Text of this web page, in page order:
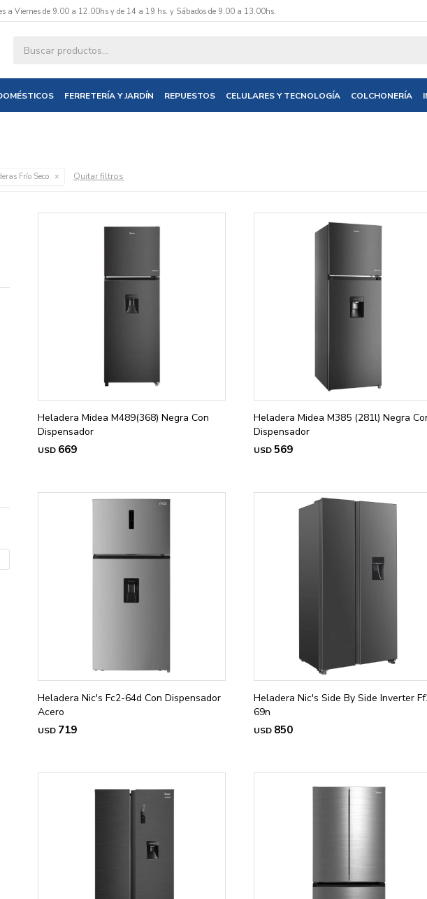
FERRETERÍA Y JARDÍN REPUESTOS CELULARES Y TECNOLOGÍA COLCHONERÍA
a Viernes de 9.00 a 12.00hs y de 14 a 19 hs. y Sábados de 9.00 a 13.00hs.
Frío Seco Quitar filtros
Heladera Midea M489(368) Negra Con
Dispensador
USD 669
Heladera Midea M385 (281l) Negra
Dispensador
USD 569
Heladera Nic's Fc2-64d Con Dispensador
Acero
USD 719
Heladera Nic's Side By Side Inverter
69n
USD 850